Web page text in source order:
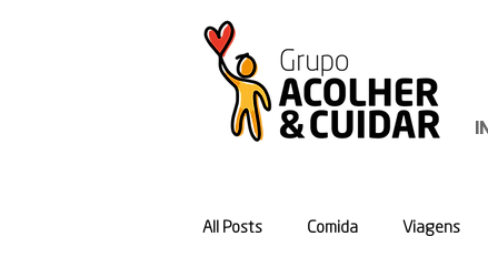
All Posts Comida Viagens